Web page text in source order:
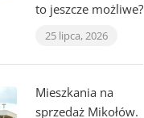
to jeszcze możliwe?
25 lipca, 2026
Mieszkania na
sprzedaż Mikołów.